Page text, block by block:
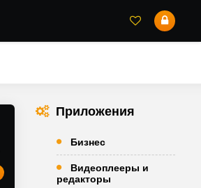
Приложения
Бизнес
Видеоплееры и
редакторы